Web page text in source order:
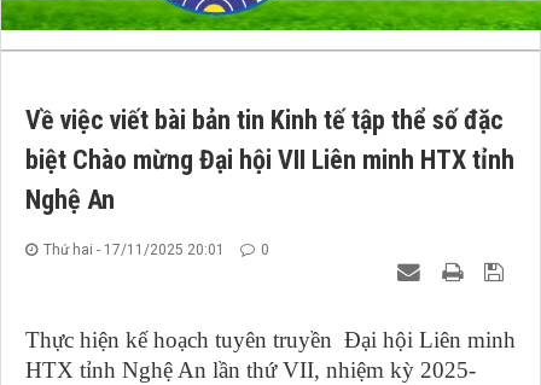
Về việc viết bài bản tin Kinh tế tập thể số đặc
biệt Chào mừng Đại hội VII Liên minh HTX tỉnh
Nghệ An
Thứ hai - 17/11/2025 20:01 0
Thực hiện kế hoạch tuyên truyền Đại hội Liên minh
HTX tỉnh Nghệ An lần thứ VII, nhiệm kỳ 2025-